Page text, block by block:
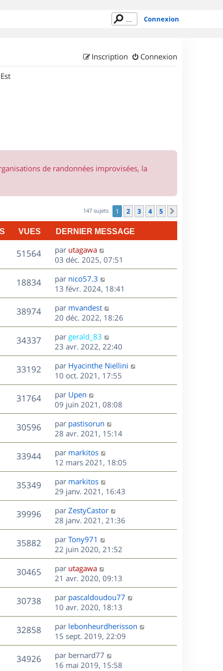
Connexion
Connexion
Inscription
de randonnées improvisées, la
147 sujets 1 2 3 4 5
VUES DERNIER MESSAGE
51564V
u
D
e
r
n
i
e
r
m
e
s
s
a
g
e
par utagawa
03 déc. 2025, 07:51
18834V
u
s
D
e
r
n
i
e
r
m
e
s
s
a
g
e
par nico57.3
13 févr. 2024, 18:41
38974V
u
s
D
e
r
n
i
e
r
m
e
s
s
a
g
e
par mvandest
20 déc. 2022, 18:26
34337V
u
e
D
e
r
n
i
e
r
m
e
s
s
a
g
e
par gerald_83
23 avr. 2022, 22:40
33192V
u
D
e
r
n
i
e
r
m
e
s
s
a
g
e
par Hyacinthe Niellini
10 oct. 2021, 17:55
31764V
u
e
D
e
r
n
i
e
r
m
e
s
s
a
g
e
par Upen
09 juin 2021, 08:08
30596V
u
s
D
e
r
n
i
e
r
m
e
s
s
a
g
e
par pastisorun
28 avr. 2021, 15:14
33944V
u
D
e
r
n
i
e
r
m
e
s
s
a
g
e
par markitos
12 mars 2021, 18:05
35349V
u
e
s
D
e
r
n
i
e
r
m
e
s
s
a
g
e
par markitos
29 janv. 2021, 16:43
39996V
u
e
D
e
r
n
i
e
r
m
e
s
s
a
g
e
par ZestyCastor
28 janv. 2021, 21:36
35882V
u
s
D
e
r
n
i
e
r
m
e
s
s
a
g
e
par Tony971
22 juin 2020, 21:52
30465V
u
e
s
D
e
r
n
i
e
r
m
e
s
s
par utagawa
21 avr. 2020, 09:13
30738V
u
e
D
e
r
n
i
e
r
m
par pascaldoudou77
10 avr. 2020, 18:13
32858V
u
e
D
e
r
n
i
par lebonheurdherisson
15 sept. 2019, 22:09
34926V
D
e
par bernard77
16 mai 2019, 15:58